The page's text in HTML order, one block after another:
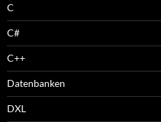
C
C#
C++
Datenbanken
DXL